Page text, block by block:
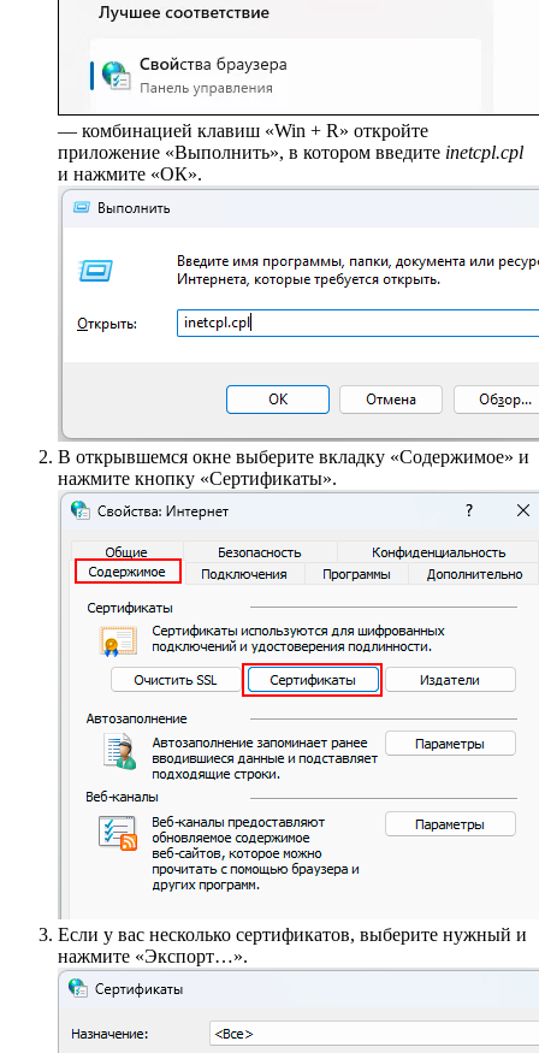
— комбинацией клавиш «Win + R» откройте
приложение «Выполнить», в котором введите inetcpl.cpl
и нажмите «ОК».
В открывшемся окне выберите вкладку «Содержимое» и
нажмите кнопку «Сертификаты».
Если у вас несколько сертификатов, выберите нужный и
нажмите «Экспорт…».